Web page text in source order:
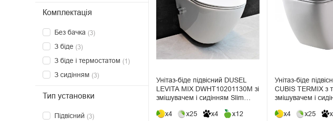
Комплектація
Без бачка (3)
З біде (3)
З біде і термостатом (1)
З сидінням (3)
Тип установки
Підвісний (3)
Унітаз-біде підвісний DUSEL
LEVITA MIX DWHT10201130М зі
змішувачем і сидінням Slim
x4
x25 x4 x12
Унітаз-біде
CUBIS TERMIX з
змішувачем і
x4
x25